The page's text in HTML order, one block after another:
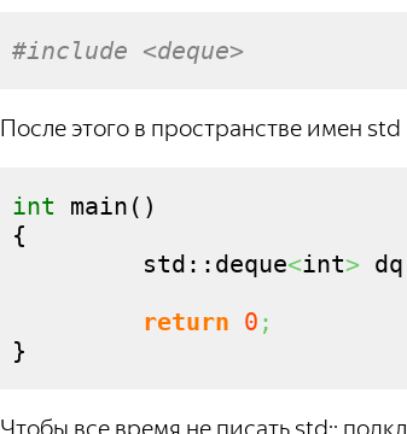
#include <deque>
После этого в пространстве имен
int main ( )
{
std::deque<int> dq
return 0 ;
}
Чтобы все время не писать std::